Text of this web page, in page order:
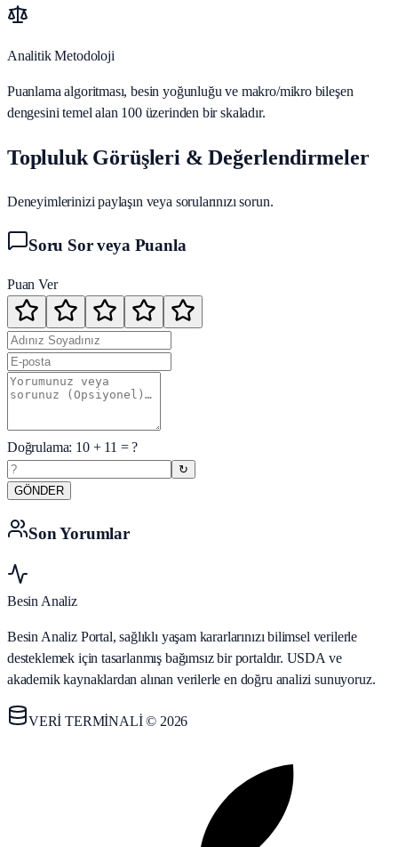
Analitik Metodoloji
Puanlama algoritması, besin yoğunluğu ve makro/mikro bileşen
dengesini temel alan 100 üzerinden bir skaladır.
Topluluk Görüşleri & Değerlendirmeler
Deneyimlerinizi paylaşın veya sorularınızı sorun.
Soru Sor veya Puanla
Puan Ver
Doğrulama: 10+ 11 = ?
↻
GÖNDER
Son Yorumlar
Besin Analiz
Besin Analiz Portal, sağlıklı yaşam kararlarınızı bilimsel verilerle
desteklemek için tasarlanmış bağımsız bir portaldır. USDA ve
akademik kaynaklardan alınan verilerle en doğru analizi sunuyoruz.
VERİ TERMİNALİ © 2026